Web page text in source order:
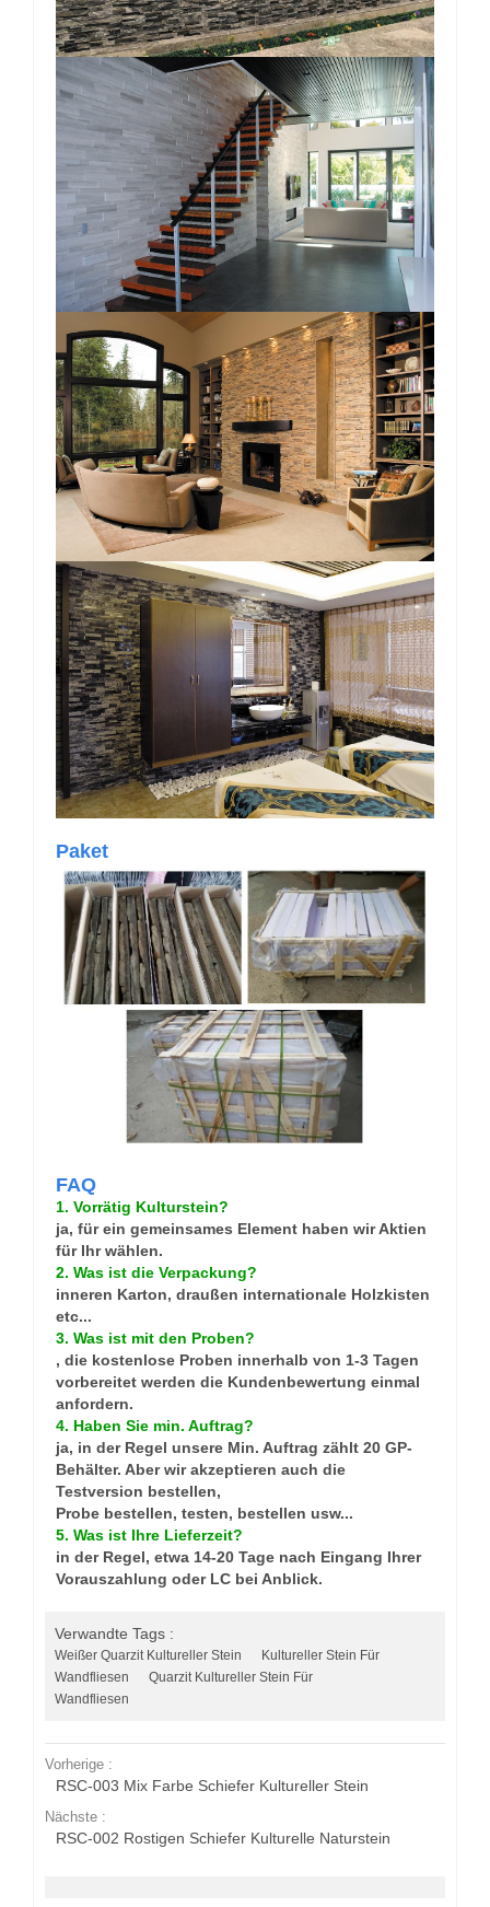
Paket
FAQ
1. Vorrätig Kulturstein?
ja, für ein gemeinsames Element haben wir Aktien
für Ihr wählen.
2. Was ist die Verpackung?
inneren Karton, draußen internationale Holzkisten
etc...
3. Was ist mit den Proben?
, die kostenlose Proben innerhalb von 1-3 Tagen
vorbereitet werden die Kundenbewertung einmal
anfordern.
4. Haben Sie min. Auftrag?
ja, in der Regel unsere Min. Auftrag zählt 20 GP-
Behälter. Aber wir akzeptieren auch die
Testversion bestellen,
Probe bestellen, testen, bestellen usw...
5. Was ist Ihre Lieferzeit?
in der Regel, etwa 14-20 Tage nach Eingang Ihrer
Vorauszahlung oder LC bei Anblick.
Verwandte Tags :
Weißer Quarzit Kultureller Stein
Kultureller Stein Für
Wandfliesen
Quarzit Kultureller Stein Für
Wandfliesen
Vorherige :
RSC-003 Mix Farbe Schiefer Kultureller Stein
Nächste :
RSC-002 Rostigen Schiefer Kulturelle Naturstein